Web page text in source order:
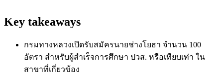
Key takeaways
กรมทางหลวงเปิดรับสมัครนายช่างโยธา จำนวน 100
อัตรา สำหรับผู้สำเร็จการศึกษา ปวส. หรือเทียบเท่า ใน
สาขาที่เกี่ยวข้อง